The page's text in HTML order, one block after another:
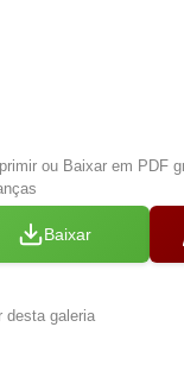
ou Baixar em PDF
Baixar
desta galeria